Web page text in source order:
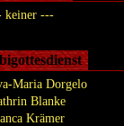
keiner ---
Maria Dorgelo
Blanke
Krämer